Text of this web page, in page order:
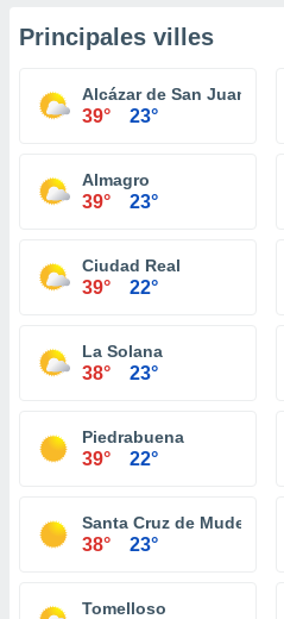
Principales villes
Alcázar de San Juan
39° 23°
Almagro
39° 23°
Ciudad Real
39° 22°
La Solana
38° 23°
Piedrabuena
39° 22°
Santa Cruz de Mudela
38° 23°
Tomelloso